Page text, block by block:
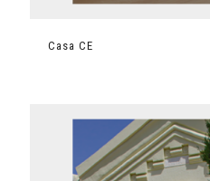
Casa CE